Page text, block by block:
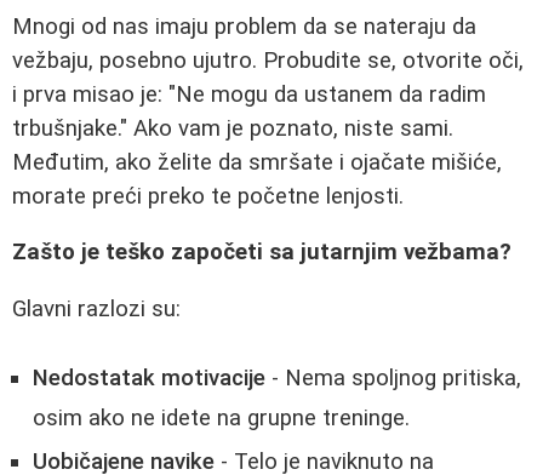
Mnogi od nas imaju problem da se nateraju da
vežbaju, posebno ujutro. Probudite se, otvorite oči,
i prva misao je: "Ne mogu da ustanem da radim
trbušnjake." Ako vam je poznato, niste sami.
Međutim, ako želite da smršate i ojačate mišiće,
morate preći preko te početne lenjosti.
Zašto je teško započeti sa jutarnjim vežbama?
Glavni razlozi su:
Nedostatak motivacije - Nema spoljnog pritiska,
osim ako ne idete na grupne treninge.
Uobičajene navike - Telo je naviknuto na